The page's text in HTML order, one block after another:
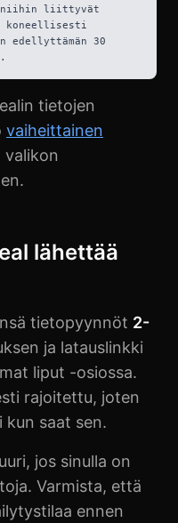
niihin liittyvät
koneellisesti
edellyttämän 30
tietojen
vaiheittainen
valikon
lähettää
tietopyynnöt 2-
ja latauslinkki
liput -osiossa.
rajoitettu, joten
kun saat sen.
jos sinulla on
Varmista, että
ennen